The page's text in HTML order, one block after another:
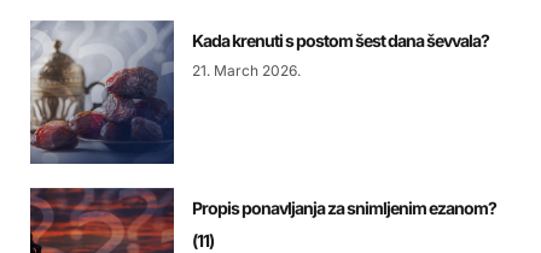
Kada krenuti s postom šest dana ševvala?
21. March 2026.
Propis ponavljanja za snimljenim ezanom?
(11)